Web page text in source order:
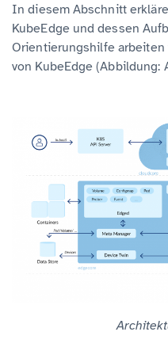
In diesem Abschnitt
KubeEdge und dessen
Orientierungshilfe
von KubeEdge (Abbildung: